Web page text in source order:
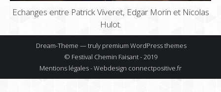
Echanges entre Patrick Viveret, Edgar Morin et Nicolas
Hulot.
Dream-Theme — truly premium WordPress themes
© Festival Chemin Faisant - 2019
Mentions légales - Webdesign connectpositive.fr